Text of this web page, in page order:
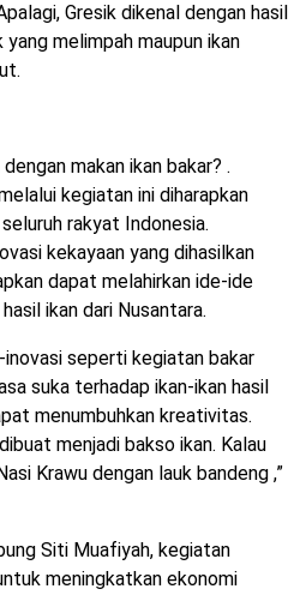
Gresik dikenal dengan hasil
melimpah maupun ikan
makan ikan bakar? .
kegiatan ini diharapkan
rakyat Indonesia.
kekayaan yang dihasilkan
dapat melahirkan ide-ide
ikan dari Nusantara.
inovasi seperti kegiatan bakar
suka terhadap ikan-ikan hasil
menumbuhkan kreativitas.
menjadi bakso ikan. Kalau
Krawu dengan lauk bandeng ,”
Siti Muafiyah, kegiatan
meningkatkan ekonomi